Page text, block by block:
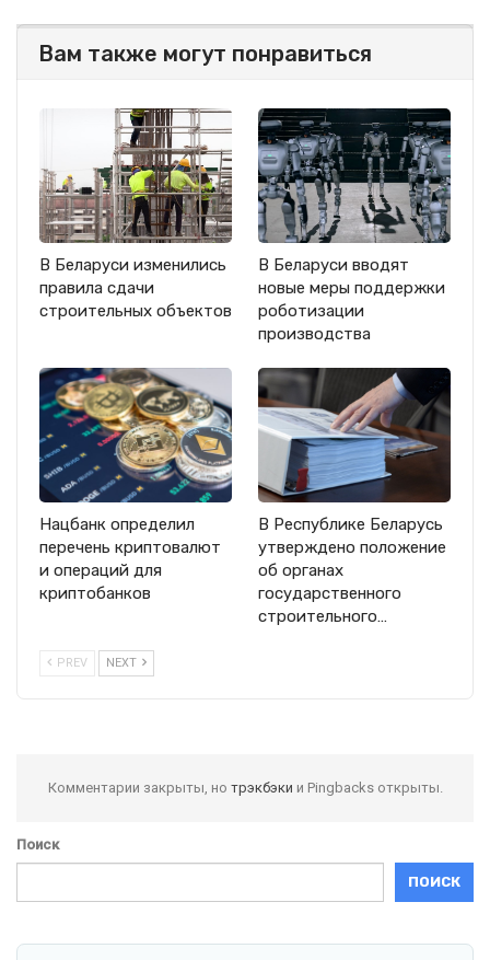
Вам также могут понравиться
В Беларуси изменились
правила сдачи
строительных объектов
В Беларуси вводят
новые меры поддержки
роботизации
производства
Нацбанк определил
перечень криптовалют
и операций для
криптобанков
В Республике Беларусь
утверждено положение
об органах
государственного
строительного…
PREV NEXT
Комментарии закрыты, но трэкбэки и Pingbacks открыты.
Поиск
ПОИСК